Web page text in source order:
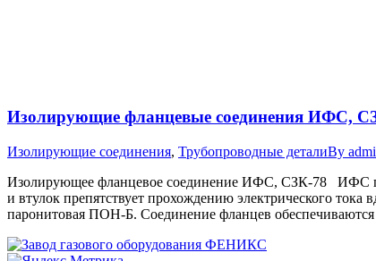
Изолирующие фланцевые соединения ИФС,
Изолирующие соединения, Трубопроводные деталиBy
Изолирующее фланцевое соединение ИФС, СЗК-78 ИФС
и втулок препятствует прохождению электрического
паронитовая ПОН-Б. Соединение фланцев